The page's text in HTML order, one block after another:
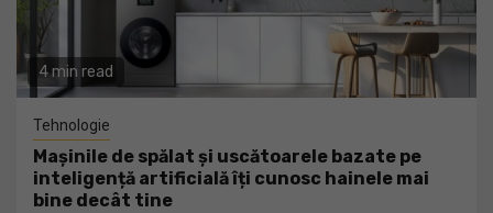
4 min read
Tehnologie
Mașinile de spălat și uscătoarele bazate pe
inteligență artificială îți cunosc hainele mai
bine decât tine